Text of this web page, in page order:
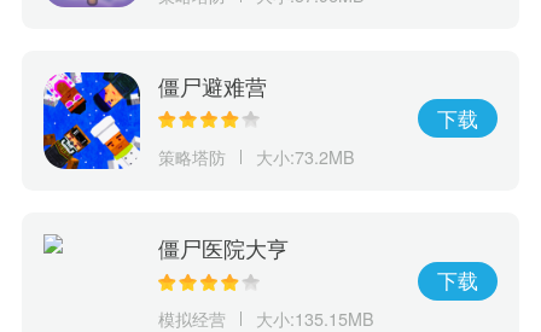
僵尸避难营
策略塔防 大小:73.2MB
下载
僵尸医院大亨
模拟经营 大小:135.15MB
下载